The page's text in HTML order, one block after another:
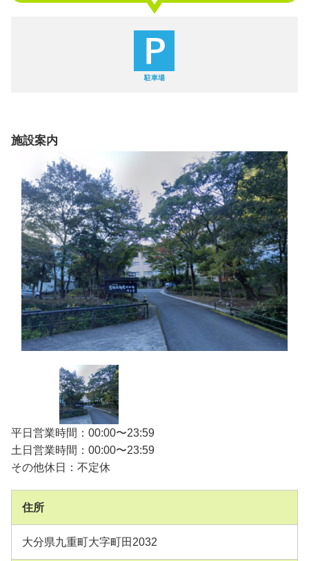
駐車場
施設案内
平日営業時間：00:00〜23:59
土日営業時間：00:00〜23:59
その他休日：不定休
住所
大分県九重町大字町田2032